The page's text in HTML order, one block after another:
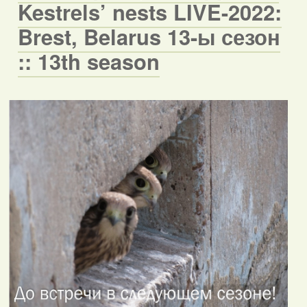
Kestrels’ nests LIVE-2022:
Brest, Belarus 13-ы сезон
:: 13th season